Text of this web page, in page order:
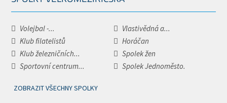
Volejbal -...
Vlastivědná a...
Klub filatelistů
Horáčan
Klub železničních...
Spolek žen
Sportovní centrum...
Spolek Jednoměsto.
ZOBRAZIT VŠECHNY SPOLKY